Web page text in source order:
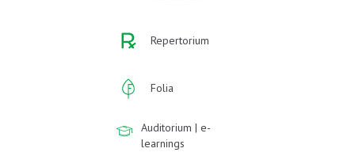
Repertorium
Folia
Auditorium | e-
learnings